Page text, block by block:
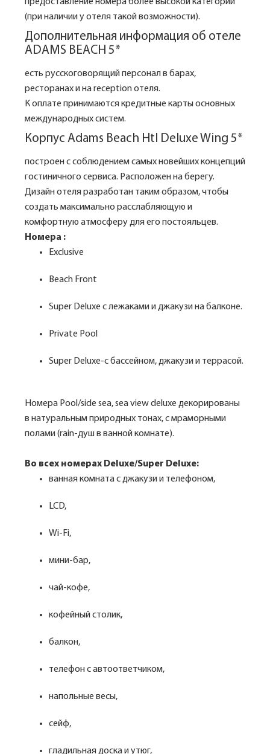
(при наличии у отеля такой возможности).
Дополнительная информация об отеле
ADAMS BEACH 5*
есть русскоговорящий персонал в барах,
ресторанах и на reception отеля.
К оплате принимаются кредитные карты основных
международных систем.
Корпус Adams Beach Htl Deluxe Wing 5*
построен с соблюдением самых новейших концепций
гостиничного сервиса. Расположен на берегу.
Дизайн отеля разработан таким образом, чтобы
создать максимально расслабляющую и
комфортную атмосферу для его постояльцев.
Номера :
Exclusive
Beach Front
Super Deluxe с лежаками и джакузи на балконе.
Private Pool
Super Deluxe-с бассейном, джакузи и террасой.
Номера Pool/side sea, sea view deluxe декорированы
в натуральным природных тонах, с мраморными
полами (rain-душ в ванной комнате).
Во всех номерах Deluxe/Super Deluxe:
ванная комната с джакузи и телефоном,
LCD,
Wi-Fi,
мини-бар,
чай-кофе,
кофейный столик,
балкон,
телефон с автоответчиком,
напольные весы,
сейф,
гладильная доска и утюг,